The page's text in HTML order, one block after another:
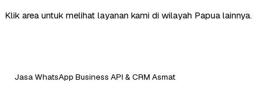
Klik area untuk melihat layanan kami di wilayah Papua lainnya.
Jasa WhatsApp Business API & CRM Asmat